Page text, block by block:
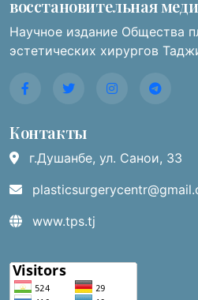
восстановительная
Научное издание Общества
эстетических хирургов
Контакты
г.Душанбе, ул. Санои, 33
www.tps.tj